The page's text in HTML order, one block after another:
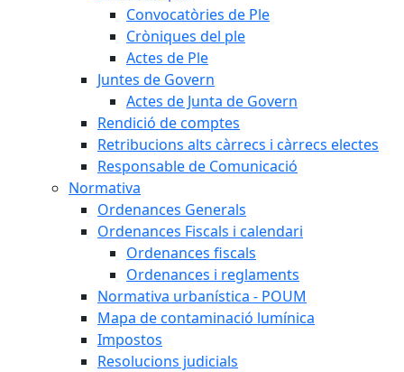
Convocatòries de Ple
Cròniques del ple
Actes de Ple
Juntes de Govern
Actes de Junta de Govern
Rendició de comptes
Retribucions alts càrrecs i càrrecs electes
Responsable de Comunicació
Normativa
Ordenances Generals
Ordenances Fiscals i calendari
Ordenances fiscals
Ordenances i reglaments
Normativa urbanística - POUM
Mapa de contaminació lumínica
Impostos
Resolucions judicials